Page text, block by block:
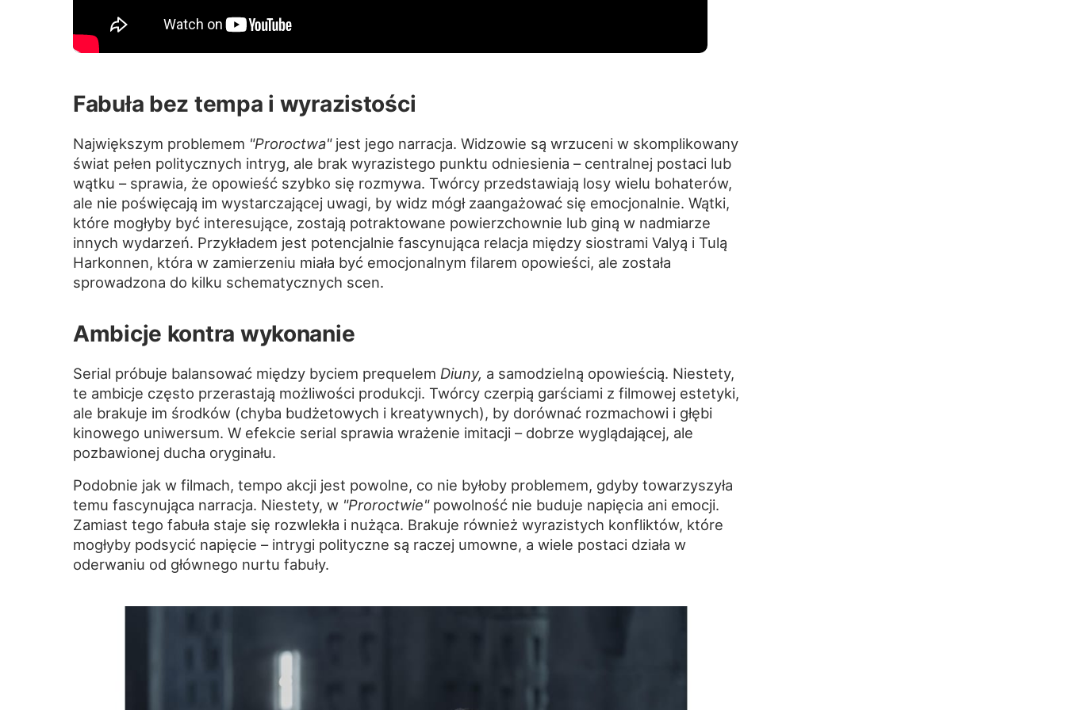
Fabuła bez tempa i wyrazistości
Największym problemem "Proroctwa"jest jego narracja. Widzowie są wrzuceni w skomplikowany
świat pełen politycznych intryg, ale brak wyrazistego punktu odniesienia – centralnej postaci lub
wątku – sprawia, że opowieść szybko się rozmywa. Twórcy przedstawiają losy wielu bohaterów,
ale nie poświęcają im wystarczającej uwagi, by widz mógł zaangażować się emocjonalnie. Wątki,
które mogłyby być interesujące, zostają potraktowane powierzchownie lub giną w nadmiarze
innych wydarzeń. Przykładem jest potencjalnie fascynująca relacja między siostrami Valyą i Tulą
Harkonnen, która w zamierzeniu miała być emocjonalnym filarem opowieści, ale została
sprowadzona do kilku schematycznych scen.
Ambicje kontra wykonanie
Serial próbuje balansować między byciem prequelem Diuny, a samodzielną opowieścią. Niestety,
te ambicje często przerastają możliwości produkcji. Twórcy czerpią garściami z filmowej estetyki,
ale brakuje im środków (chyba budżetowych i kreatywnych), by dorównać rozmachowi i głębi
kinowego uniwersum. W efekcie serial sprawia wrażenie imitacji – dobrze wyglądającej, ale
pozbawionej ducha oryginału.
Podobnie jak w filmach, tempo akcji jest powolne, co nie byłoby problemem, gdyby towarzyszyła
temu fascynująca narracja. Niestety, w "Proroctwie"powolność nie buduje napięcia ani emocji.
Zamiast tego fabuła staje się rozwlekła i nużąca. Brakuje również wyrazistych konfliktów, które
mogłyby podsycić napięcie – intrygi polityczne są raczej umowne, a wiele postaci działa w
oderwaniu od głównego nurtu fabuły.